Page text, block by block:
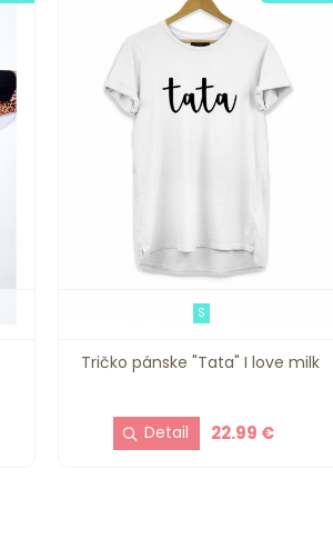
Tričko pánske "Tata" I love milk
22.99 €
S